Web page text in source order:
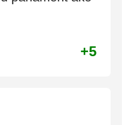
+5